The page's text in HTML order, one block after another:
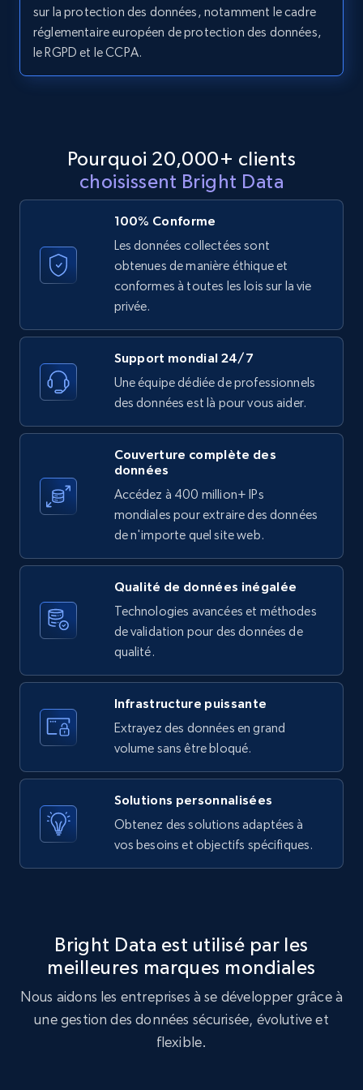
11.3K+ 1.5K+ Essai gratuit
11.3K+ 1.5K+ Essai gratuit
LinkedIn posts - Discover new posts
company URL
URL, ID, User id, Use url, Title, Headline, Post
text, Date posted, and more.
11.3K+ 1.5K+ Essai gratuit
X (formerly Twitter) - Posts
ID, User posted, Name, Description, Date
posted, Photos, URL, Quoted post, and more.
1.2K+
X (formerly Twitter) - Posts - Collecting
Twitter posts URLs
posted, Photos, URL, Quoted post, and more.
10.4K+ 1.2K+ Essai gratuit
X (formerly Twitter) - Posts - Getting x
posts by array of profiles
ID, User posted, Name, Description, Date
posted, Photos, URL, Quoted post, and more.
TikTok - Profiles
Account id, Nickname, Biography, Awg
engagement rate, Comment engagement rate,
sur la protection des données, notamment le cadre
réglementaire européen de protection des données,
le RGPD et le CCPA.
Pourquoi 20,000+ clients
choisissent Bright Data
100% Conforme
Les données collectées sont
obtenues de manière éthique et
conformes à toutes les lois sur la vie
privée.
Support mondial 24/7
Une équipe dédiée de professionnels
des données est là pour vous aider.
Couverture complète des
données
Accédez à 400 million+ IPs
mondiales pour extraire des données
de n'importe quel site web.
Qualité de données inégalée
Technologies avancées et méthodes
de validation pour des données de
qualité.
Infrastructure puissante
Extrayez des données en grand
volume sans être bloqué.
Solutions personnalisées
Obtenez des solutions adaptées à
vos besoins et objectifs spécifiques.
Bright Data est utilisé par les
meilleures marques mondiales
Nous aidons les entreprises à se développer grâce à
une gestion des données sécurisée, évolutive et
flexible.